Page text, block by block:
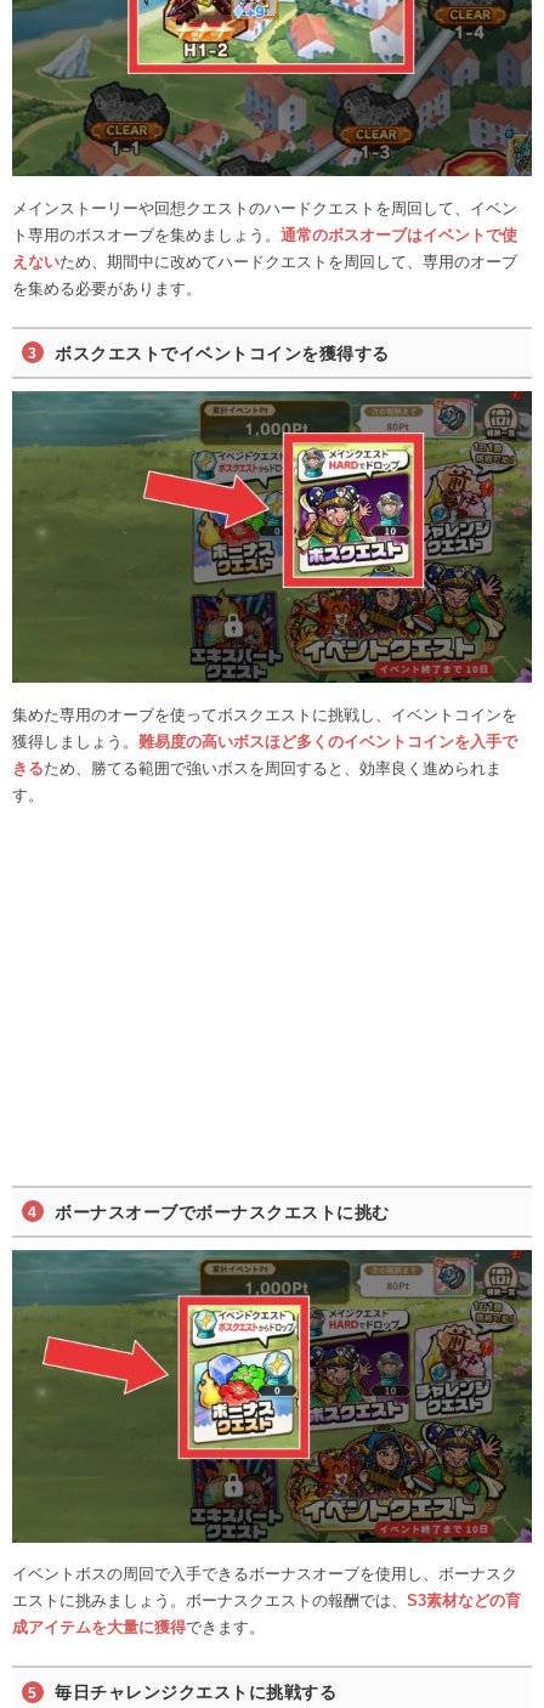
メインストーリーや回想クエストのハードクエストを周回して、イベン
ト専用のボスオーブを集めましょう。 通常のボスオーブはイベントで使
えないため、期間中に改めてハードクエストを周回して、専用のオーブ
を集める必要があります。
ボスクエストでイベントコインを獲得する
集めた専用のオーブを使ってボスクエストに挑戦し、イベントコインを
獲得しましょう。 難易度の高いボスほど多くのイベントコインを入手で
きるため、勝てる範囲で強いボスを周回すると、効率良く進められま
す。
ボーナスオーブでボーナスクエストに挑む
イベントボスの周回で入手できるボーナスオーブを使用し、ボーナスク
エストに挑みましょう。ボーナスクエストの報酬では、 S3素材などの育
成アイテムを大量に獲得できます。
毎日チャレンジクエストに挑戦する